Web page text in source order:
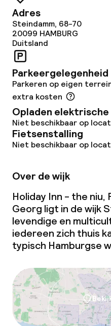
Adres
Steindamm, 68-70
20099 HAMBURG
Duitsland
Parkeergelegenheid
Parkeren op eigen
extra kosten
Opladen
Niet beschikbaar op
Fietsenstalling
Niet beschikbaar op
Over de wijk
Holiday Inn - the niu,
Georg ligt in de wijk
levendige en
iedereen zich thuis
typisch Hamburgse